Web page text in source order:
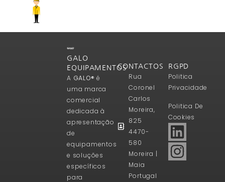
GALO
EQUIPAMENTOS
A GALO® é
uma marca
comercial
dedicada à
apresentação
de
equipamentos
e soluções
específicos
para
CONTACTOS
Rua
Coronel
Carlos
Moreira,
825
4470-
580
Moreira |
Maia
Portugal
RGPD
Politica
Privacidade
Politica De
Cookies